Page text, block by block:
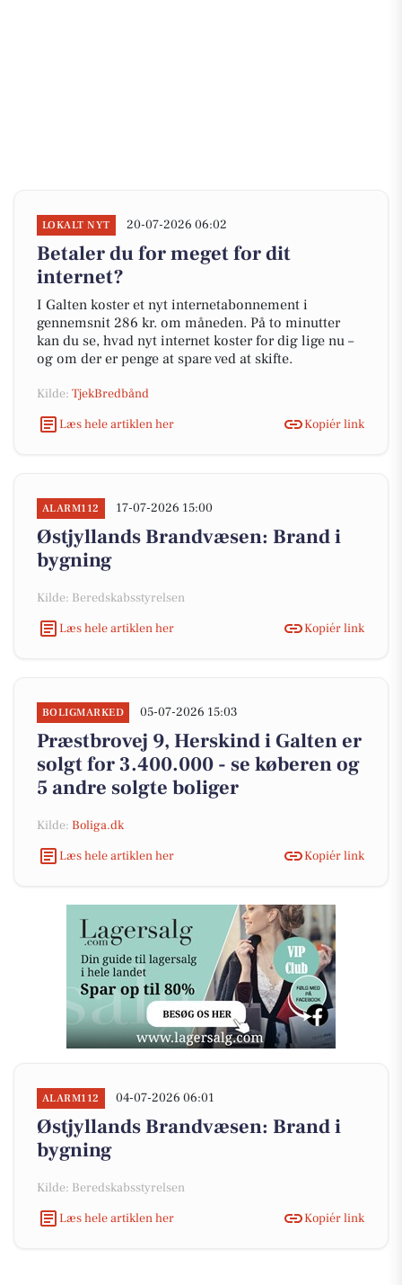
LOKALT NYT 20-07-2026 06:02
Betaler du for meget for dit
internet?
I Galten koster et nyt internetabonnement i
gennemsnit 286 kr. om måneden. På to minutter
kan du se, hvad nyt internet koster for dig lige nu –
og om der er penge at spare ved at skifte.
Kilde: TjekBredbånd
Læs hele artiklen her
Kopiér link
ALARM112 17-07-2026 15:00
Østjyllands Brandvæsen: Brand i
bygning
Kilde: Beredskabsstyrelsen
Læs hele artiklen her
Kopiér link
BOLIGMARKED 05-07-2026 15:03
Præstbrovej 9, Herskind i Galten er
solgt for 3.400.000 - se køberen og
5 andre solgte boliger
Kilde: Boliga.dk
Læs hele artiklen her
Kopiér link
ALARM112 04-07-2026 06:01
Østjyllands Brandvæsen: Brand i
bygning
Kilde: Beredskabsstyrelsen
Læs hele artiklen her
Kopiér link